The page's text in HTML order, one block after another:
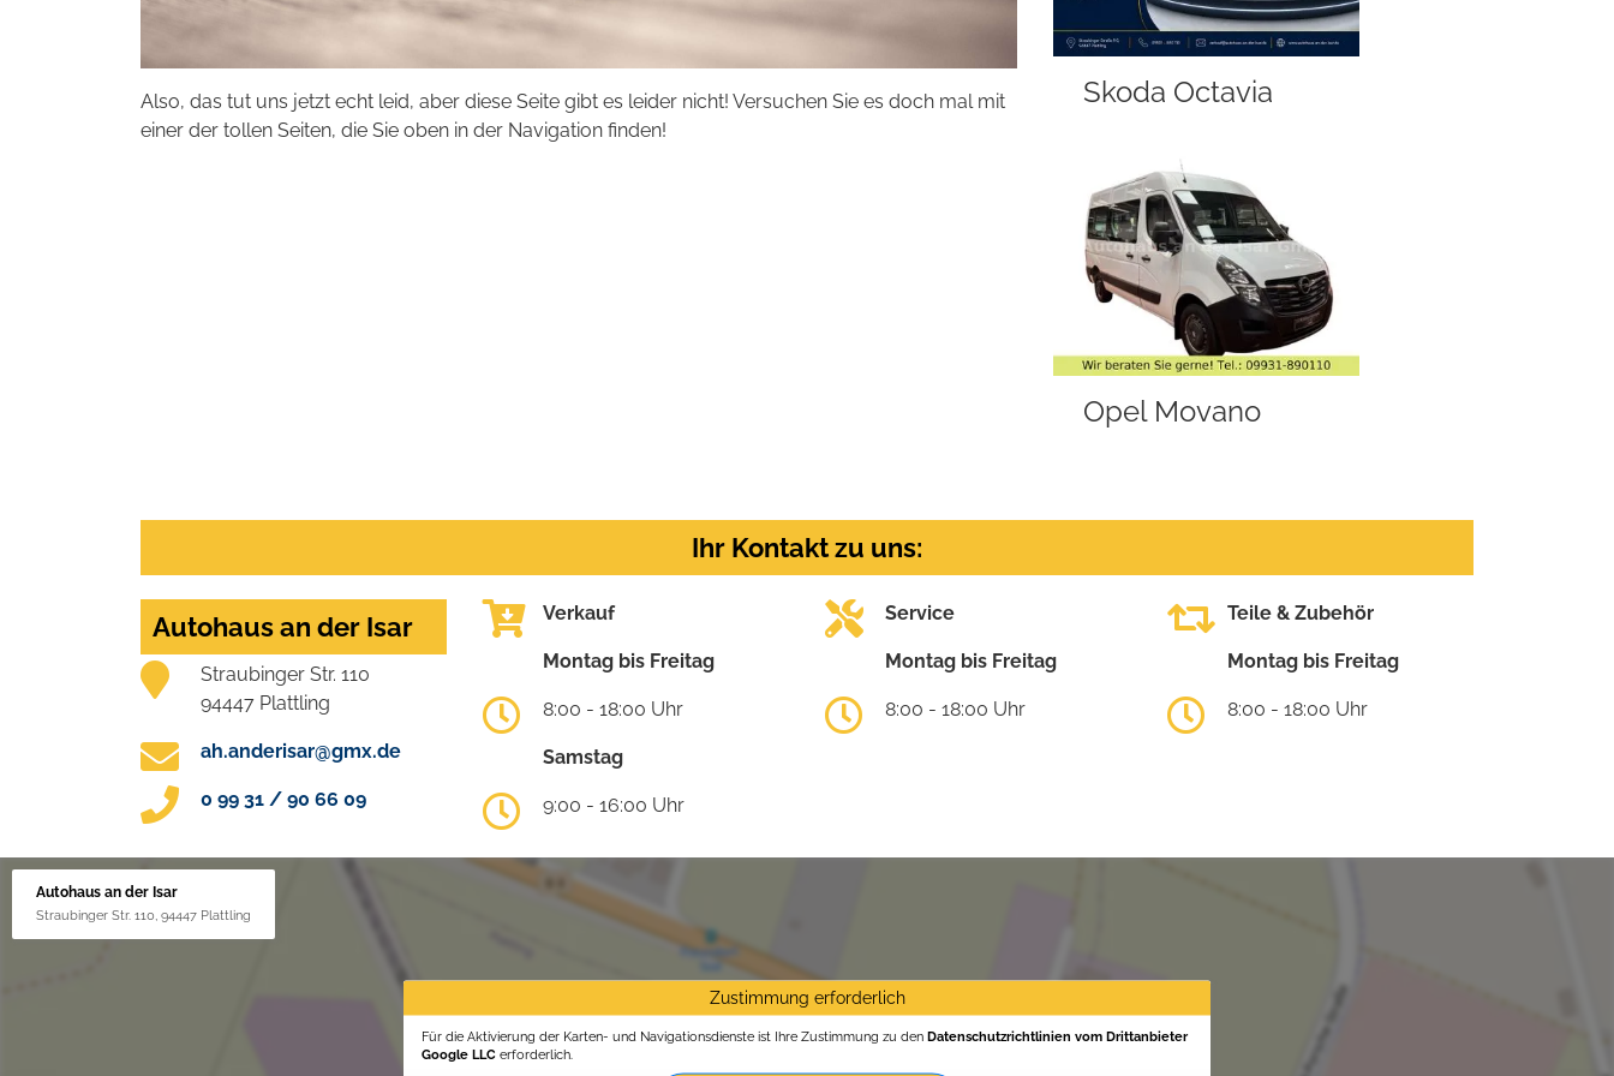
Also, das tut uns jetzt echt leid, aber diese Seite gibt es leider nicht! Versuchen Sie es doch mal mit
einer der tollen Seiten, die Sie oben in der Navigation finden!
Skoda Octavia
Opel Movano
Ihr Kontakt zu uns:
Autohaus an der Isar
Straubinger Str. 110
94447 Plattling
ah.anderisar@gmx.de
0 99 31 / 90 66 09
Verkauf
Montag bis Freitag
8:00 - 18:00 Uhr
Samstag
9:00 - 16:00 Uhr
Service
Montag bis Freitag
8:00 - 18:00 Uhr
Teile & Zubehör
Montag bis Freitag
8:00 - 18:00 Uhr
Autohaus an der Isar
Straubinger Str. 110, 94447 Plattling
Zustimmung erforderlich
Für die Aktivierung der Karten- und Navigationsdienste ist Ihre Zustimmung zu den Datenschutzrichtlinien vom Drittanbieter
Google LLC erforderlich.